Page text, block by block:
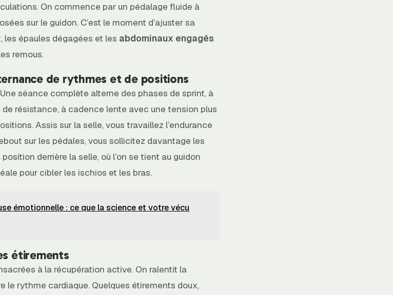
On commence par un pédalage fluide à
sur le guidon. C’est le moment d’ajuster sa
les épaules dégagées et les abdominaux engagés
remous.
de rythmes et de positions
séance complète alterne des phases de sprint, à
résistance, à cadence lente avec une tension plus
Assis sur la selle, vous travaillez l’endurance
sur les pédales, vous sollicitez davantage les
derrière la selle, où l’on se tient au guidon
pour cibler les ischios et les bras.
émotionnelle : ce que la science et votre vécu
étirements
à la récupération active. On ralentit la
le rythme cardiaque. Quelques étirements doux,